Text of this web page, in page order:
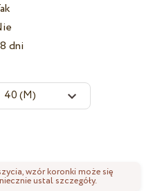
dni
wzór koronki może się
ustal szczegóły.